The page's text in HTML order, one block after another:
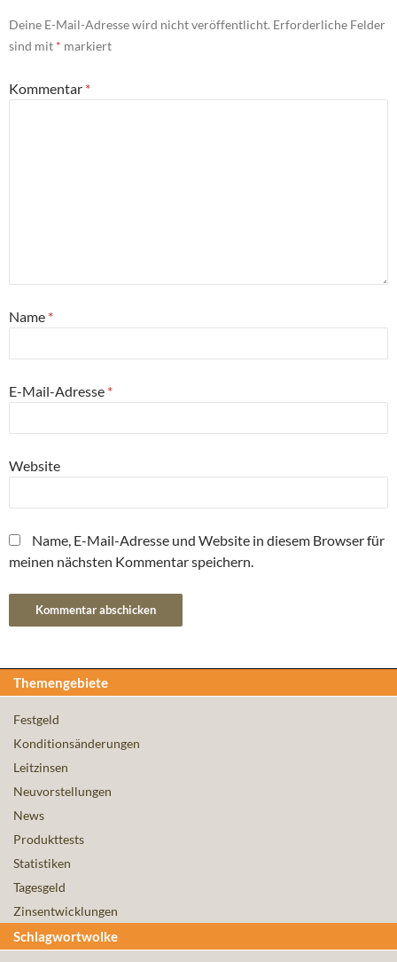
Deine E-Mail-Adresse wird nicht veröffentlicht. Erforderliche Felder
sind mit * markiert
Kommentar *
Name *
E-Mail-Adresse *
Website
Name, E-Mail-Adresse und Website in diesem Browser für
meinen nächsten Kommentar speichern.
Themengebiete
Festgeld
Konditionsänderungen
Leitzinsen
Neuvorstellungen
News
Produkttests
Statistiken
Tagesgeld
Zinsentwicklungen
Schlagwortwolke